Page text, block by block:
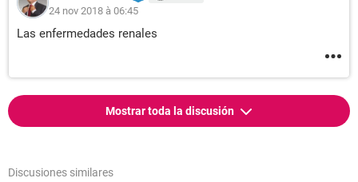
24 nov 2018 à 06:45
Las enfermedades renales
Mostrar toda la discusión
Discusiones similares